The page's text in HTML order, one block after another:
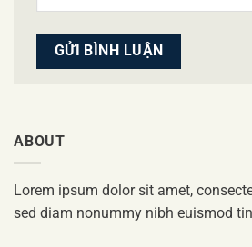
ABOUT
Lorem ipsum dolor sit amet,
sed diam nonummy nibh euismod